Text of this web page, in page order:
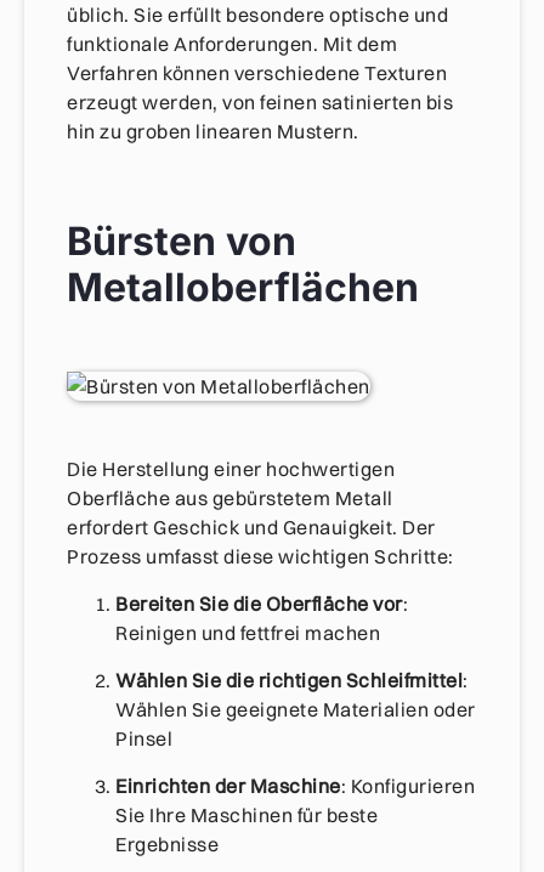
üblich. Sie erfüllt besondere optische und
funktionale Anforderungen. Mit dem
Verfahren können verschiedene Texturen
erzeugt werden, von feinen satinierten bis
hin zu groben linearen Mustern.
Bürsten von
Metalloberflächen
Die Herstellung einer hochwertigen
Oberfläche aus gebürstetem Metall
erfordert Geschick und Genauigkeit. Der
Prozess umfasst diese wichtigen Schritte:
Bereiten Sie die Oberfläche vor:
Reinigen und fettfrei machen
Wählen Sie die richtigen Schleifmittel:
Wählen Sie geeignete Materialien oder
Pinsel
Einrichten der Maschine: Konfigurieren
Sie Ihre Maschinen für beste
Ergebnisse